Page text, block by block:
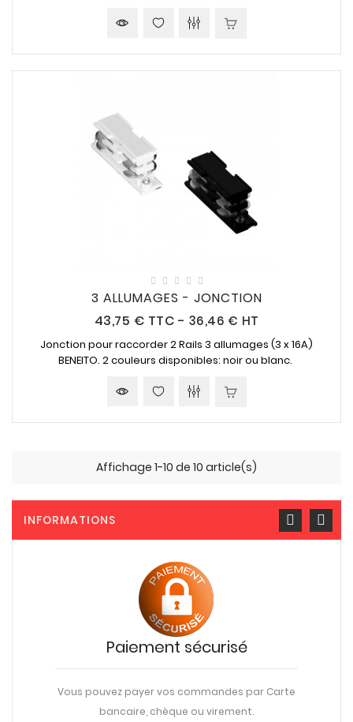
3 ALLUMAGES - JONCTION
43,75 € Prix
TTC - 36,46 € HT
Jonction pour raccorder 2 Rails 3 allumages (3 x 16A)
BENEITO. 2 couleurs disponibles: noir ou blanc.
Affichage 1-10 de 10 article(s)
INFORMATIONS
Paiement sécurisé
Vous pouvez payer vos commandes par Carte
bancaire, chèque ou virement.